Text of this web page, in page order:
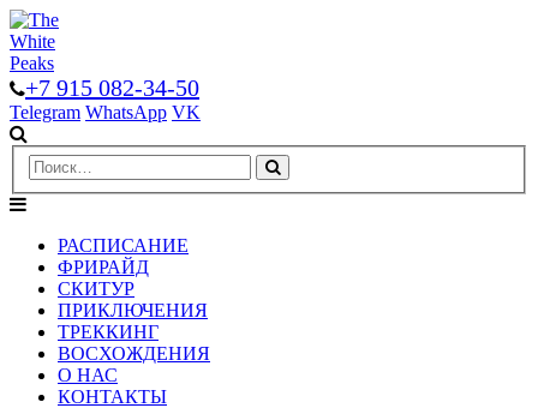
+7 915 082-34-50
Telegram WhatsApp VK
РАСПИСАНИЕ
ФРИРАЙД
СКИТУР
ПРИКЛЮЧЕНИЯ
ТРЕККИНГ
ВОСХОЖДЕНИЯ
О НАС
КОНТАКТЫ